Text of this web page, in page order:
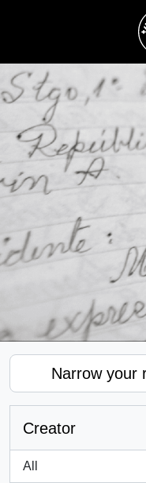
Narrow your
Creator
All